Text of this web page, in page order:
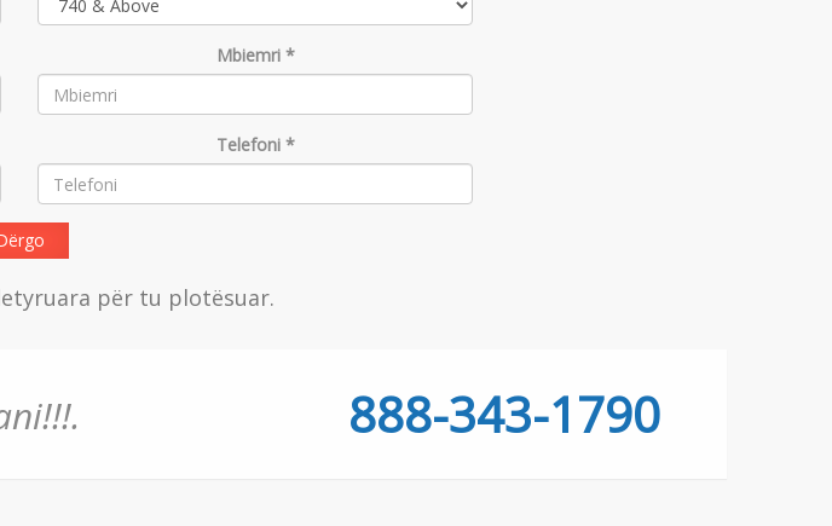
Mbiemri *
Telefoni *
për tu plotësuar.
888-343-1790